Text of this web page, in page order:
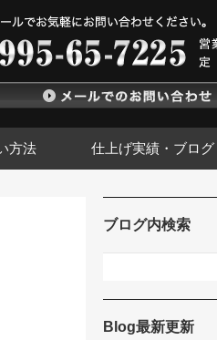
方法 仕上げ実績・ブログ
ブログ内検索
Blog最新更新